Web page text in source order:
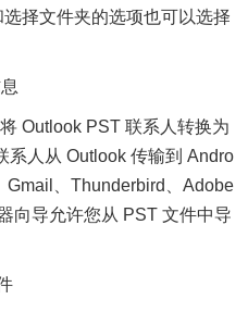
择文件夹的选项也可以选择
Outlook PST 联系人转换为
系人从 Outlook 传输到 Andro
、Thunderbird、Adobe
向导允许您从 PST 文件中导